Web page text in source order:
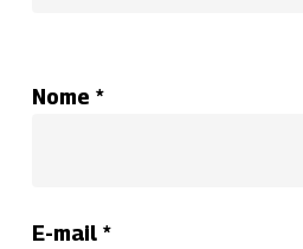
Nome *
E-mail *